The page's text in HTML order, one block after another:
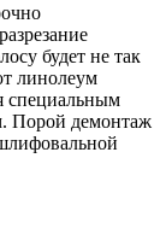
будет не так
линолеум
специальным
Порой демонтаж